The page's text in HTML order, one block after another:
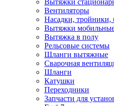
Вытяжки
Вентиляторы
Насадки,
Вытяжки
Вытяжка в полу
Рельсовые системы
Шланги вытяжные
Сварочная
Шланги
Катушки
Переходники
Запчасти для